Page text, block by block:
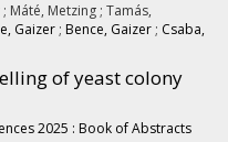
; Máté, Metzing ; Tamás,
Gaizer ; Bence, Gaizer ; Csaba,
of yeast colony
2025 : Book of Abstracts